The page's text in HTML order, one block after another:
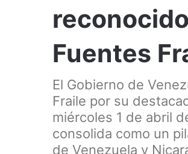
Fuentes
El Gobierno de
Fraile por su
miércoles 1 de abril
consolida como un
de Venezuela y